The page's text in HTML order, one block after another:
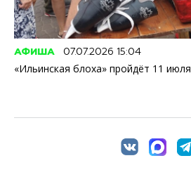
АФИША 07.07.2026 15:04
«Ильинская блоха» пройдёт 11 июля